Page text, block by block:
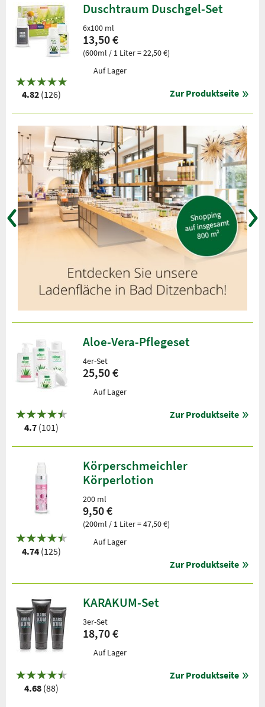
4.82 (126)
Duschtraum Duschgel-Set
6x100 ml
13,50 €
(600ml / 1 Liter = 22,50 €)
Auf Lager
Zur Produktseite
4.7 (101)
Aloe-Vera-Pflegeset
4er-Set
25,50 €
Auf Lager
Zur Produktseite
4.74 (125)
Körperschmeichler
Körperlotion
200 ml
9,50 €
(200ml / 1 Liter = 47,50 €)
Auf Lager
Zur Produktseite
4.68 (88)
KARAKUM-Set
3er-Set
18,70 €
Auf Lager
Zur Produktseite